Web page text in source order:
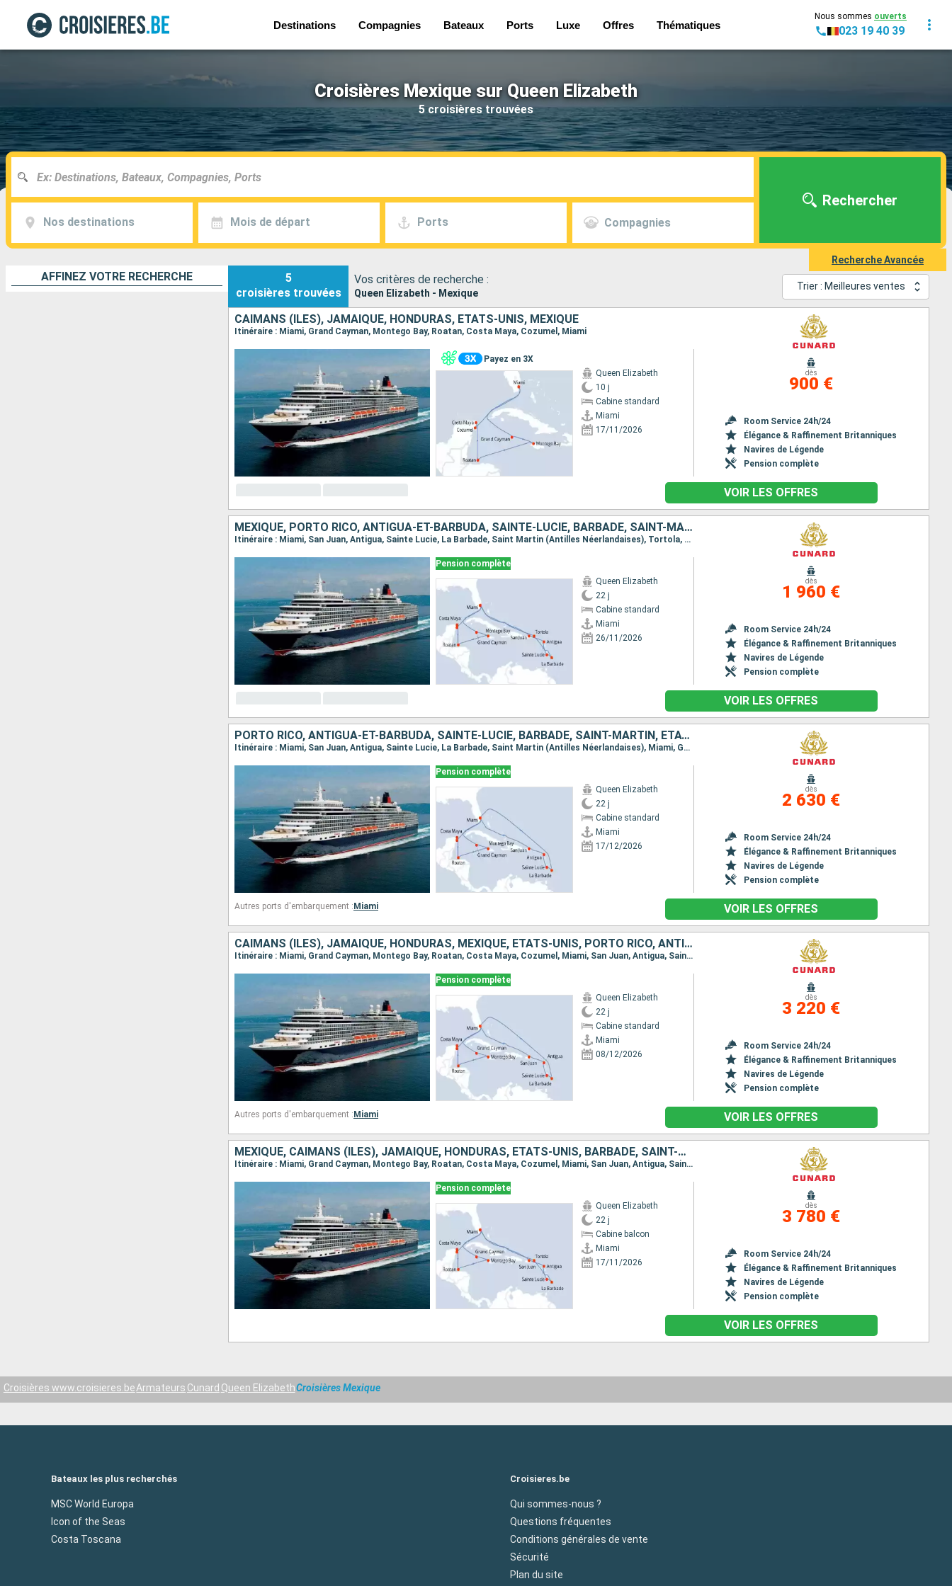
Destinations Compagnies Bateaux Ports Luxe Offres Thématiques
Nous sommes ouverts
023 19 40 39
Croisières Mexique sur Queen Elizabeth
5 croisières trouvées
Nos destinations Mois de départ Ports Compagnies
Rechercher
Recherche Avancée
AFFINEZ VOTRE RECHERCHE
5
croisières trouvées
Vos critères de recherche :
Queen Elizabeth - Mexique
Trier : Meilleures ventes
CAÏMANS (ÎLES), JAMAÏQUE, HONDURAS, ÉTATS-UNIS, MEXIQUE
Itinéraire : Miami, Grand Cayman, Montego Bay, Roatan, Costa Maya, Cozumel, Miami
Payez en 3X
Queen Elizabeth
10 j
Cabine standard
Miami
17/11/2026
dès
900 €
Room Service 24h/24
Élégance & Raffinement Britanniques
Navires de Légende
Pension complète
VOIR LES OFFRES
MEXIQUE, PORTO RICO, ANTIGUA-ET-BARBUDA, SAINTE-LUCIE, BARBADE, SAINT-MARTIN, TORTOLA, ÉTATS-UNIS, CAÏMANS (ÎLES), JAMAÏQUE, HONDURAS
Itinéraire : Miami, San Juan, Antigua, Sainte Lucie, La Barbade, Saint Martin (Antilles Néerlandaises), Tortola, Miami, Grand Cayman, Montego Bay, Roatan, Costa Maya, Cozumel, Miami
Pension complète
Queen Elizabeth
22 j
Cabine standard
Miami
26/11/2026
dès
1 960 €
Room Service 24h/24
Élégance & Raffinement Britanniques
Navires de Légende
Pension complète
VOIR LES OFFRES
PORTO RICO, ANTIGUA-ET-BARBUDA, SAINTE-LUCIE, BARBADE, SAINT-MARTIN, ÉTATS-UNIS, CAÏMANS (ÎLES), JAMAÏQUE, HONDURAS, MEXIQUE
Itinéraire : Miami, San Juan, Antigua, Sainte Lucie, La Barbade, Saint Martin (Antilles Néerlandaises), Miami, Grand Cayman, Montego Bay, Roatan, Costa Maya, Cozumel, Miami
Pension complète
Queen Elizabeth
22 j
Cabine standard
Miami
17/12/2026
dès
2 630 €
Room Service 24h/24
Élégance & Raffinement Britanniques
Navires de Légende
Pension complète
Autres ports d'embarquement : Miami VOIR LES OFFRES
CAÏMANS (ÎLES), JAMAÏQUE, HONDURAS, MEXIQUE, ÉTATS-UNIS, PORTO RICO, ANTIGUA-ET-BARBUDA, SAINTE-LUCIE, BARBADE, SAINT-MARTIN
Itinéraire : Miami, Grand Cayman, Montego Bay, Roatan, Costa Maya, Cozumel, Miami, San Juan, Antigua, Sainte Lucie, La Barbade, Saint Martin (Antilles Néerlandaises), Miami
Pension complète
Queen Elizabeth
22 j
Cabine standard
Miami
08/12/2026
dès
3 220 €
Room Service 24h/24
Élégance & Raffinement Britanniques
Navires de Légende
Pension complète
Autres ports d'embarquement : Miami VOIR LES OFFRES
MEXIQUE, CAÏMANS (ÎLES), JAMAÏQUE, HONDURAS, ÉTATS-UNIS, BARBADE, SAINT-MARTIN, ANTIGUA-ET-BARBUDA, SAINTE-LUCIE, PORTO RICO, TORTOLA
Itinéraire : Miami, Grand Cayman, Montego Bay, Roatan, Costa Maya, Cozumel, Miami, San Juan, Antigua, Sainte Lucie, La Barbade, Saint Martin (Antilles Néerlandaises), Tortola, Miami
Pension complète
Queen Elizabeth
22 j
Cabine balcon
Miami
17/11/2026
dès
3 780 €
Room Service 24h/24
Élégance & Raffinement Britanniques
Navires de Légende
Pension complète
VOIR LES OFFRES
Croisières www.croisieres.beArmateurs Cunard Queen ElizabethCroisières Mexique
Bateaux les plus recherchés
MSC World Europa
Icon of the Seas
Costa Toscana
Croisieres.be
Qui sommes-nous ?
Questions fréquentes
Conditions générales de vente
Sécurité
Plan du site